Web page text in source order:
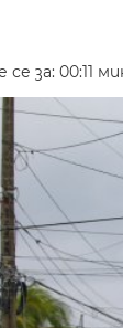
за: 00:11